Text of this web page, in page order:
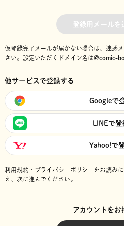
登録用メールを
仮登録完了メールが届かない場合は、迷惑
さい。 設定いただくドメイン名は@comic-
他サービスで登録する
Googleで
LINEで登
Yahoo!で
利用規約 ・ プライバシーポリシーをお読みに
え、次に進んでください。
アカウントをお